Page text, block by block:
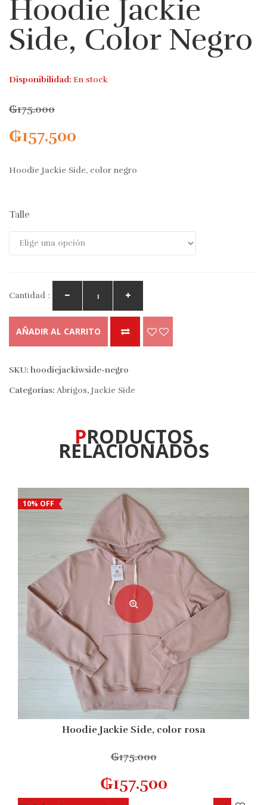
Hoodie Jackie
Side, Color Negro
Disponibilidad: En stock
₲175.000
₲157.500
Hoodie Jackie Side, color negro
Talle
Cantidad :
AÑADIR AL CARRITO
SKU: hoodiejackiwside-negro
Categorías: Abrigos, Jackie Side
PRODUCTOS
RELACIONADOS
10% OFF
Hoodie Jackie Side, color rosa
₲175.000
₲157.500